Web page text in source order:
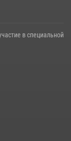
в специальной